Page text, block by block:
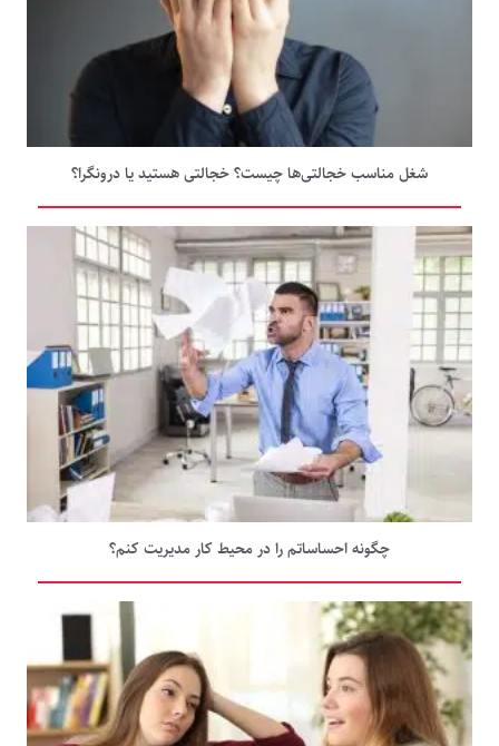
شغل مناسب خجالتی‌ها چیست؟ خجالتی هستید یا درونگرا؟
چگونه احساساتم را در محیط کار مدیریت کنم؟